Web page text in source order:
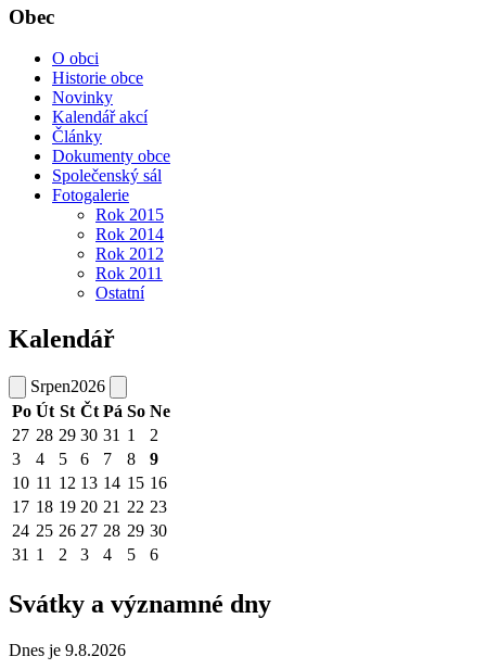
Obec
O obci
Historie obce
Novinky
Kalendář akcí
Články
Dokumenty obce
Společenský sál
Fotogalerie
Rok 2015
Rok 2014
Rok 2012
Rok 2011
Ostatní
Kalendář
Srpen2026
Po Út St Čt Pá So Ne
27 28 29 30 31 1
2
3
4 5 6 7 8
9
10 11 12 13 14 15 16
17 18 19 20 21 22 23
24 25 26 27 28 29 30
31 1 2 3 4 5 6
Svátky a významné dny
Dnes je 9.8.2026